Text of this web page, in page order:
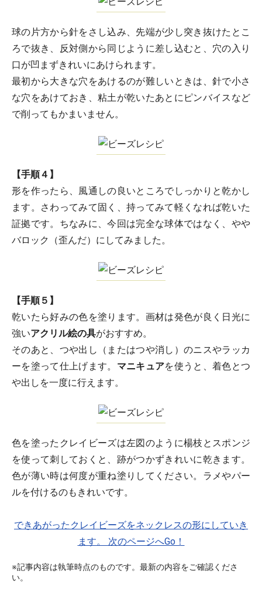
球の片方から針をさし込み、先端が少し突き抜けたとこ
ろで抜き、反対側から同じように差し込むと、穴の入り
口が凹まずきれいにあけられます。
最初から大きな穴をあけるのが難しいときは、針で小さ
な穴をあけておき、粘土が乾いたあとにピンバイスなど
で削ってもかまいません。
【手順４】
形を作ったら、風通しの良いところでしっかりと乾かし
ます。さわってみて固く、持ってみて軽くなれば乾いた
証拠です。ちなみに、今回は完全な球体ではなく、やや
バロック（歪んだ）にしてみました。
【手順５】
乾いたら好みの色を塗ります。画材は発色が良く日光に
強いアクリル絵の具がおすすめ。
そのあと、つや出し（またはつや消し）のニスやラッカ
ーを塗って仕上げます。 マニキュアを使うと、着色とつ
や出しを一度に行えます。
色を塗ったクレイビーズは左図のように楊枝とスポンジ
を使って刺しておくと、跡がつかずきれいに乾きます。
色が薄い時は何度が重ね塗りしてください。ラメやパー
ルを付けるのもきれいです。
できあがったクレイビーズをネックレスの形にしていき
ます。 次のページへGo！
※記事内容は執筆時点のものです。最新の内容をご確認くださ
い。